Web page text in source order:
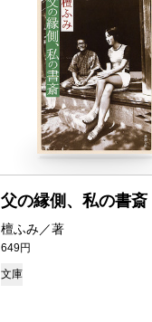
父の縁側、私の書斎
檀ふみ／著
649円
文庫